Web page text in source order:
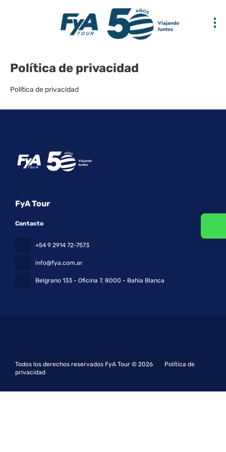
Política de privacidad
Política de privacidad
FyA Tour
Contacto
+54 9 2914 72-7573
info@fya.com.ar
Belgrano 133 - Oficina 7, 8000 - Bahia Blanca
Todos los derechos reservados FyA Tour © 2026
Política de
privacidad